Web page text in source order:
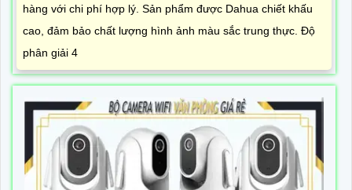
hàng với chi phí hợp lý. Sản phẩm được Dahua chiết khấu
cao, đảm bảo chất lượng hình ảnh màu sắc trung thực. Độ
phân giải 4